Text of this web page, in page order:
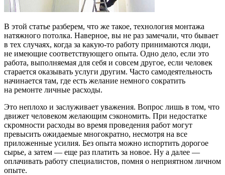
В этой статье разберем, что же такое, технология монтажа
натяжного потолка. Наверное, вы не раз замечали, что бывает
в тех случаях, когда за какую-то работу принимаются люди,
не имеющие соответствующего опыта. Одно дело, если это
работа, выполняемая для себя и совсем другое, если человек
старается оказывать услуги другим. Часто самодеятельность
начинается там, где есть желание немного сократить
на ремонте личные расходы.
Это неплохо и заслуживает уважения. Вопрос лишь в том, что
движет человеком желающим сэкономить. При недостатке
скромности расходы во время проведения работ могут
превысить ожидаемые многократно, несмотря на все
приложенные усилия. Без опыта можно испортить дорогое
сырье, а затем — еще раз платить за новое. Ну а далее —
оплачивать работу специалистов, помня о неприятном личном
опыте.